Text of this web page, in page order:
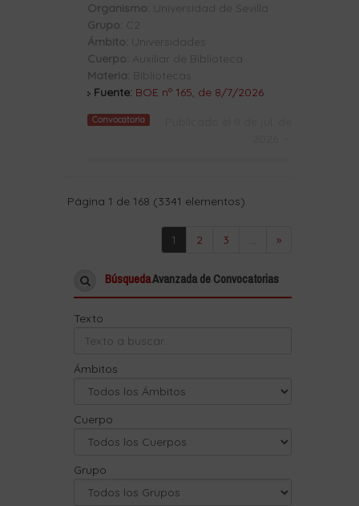
Organismo:
Universidad de Sevilla
Grupo:
C2
Ámbito:
Universidades
Cuerpo: Auxiliar de Biblioteca
Materia: Bibliotecas
Fuente: BOE nº 165, de 8/7/2026
Convocatoria
Página 1 de 168 (3341 elementos)
1 2 3 ... »
BúsquedaAvanzada de Convocatorias
Texto
Ámbitos
Cuerpo
Grupo